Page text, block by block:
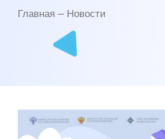
Главная — Новости